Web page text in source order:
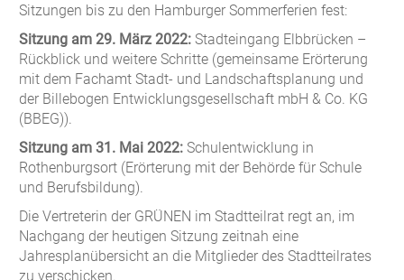
Sitzungen bis zu den Hamburger Sommerferien fest:
Sitzung am 29. März 2022: Stadteingang Elbbrücken –
Rückblick und weitere Schritte (gemeinsame Erörterung
mit dem Fachamt Stadt- und Landschaftsplanung und
der Billebogen Entwicklungsgesellschaft mbH & Co. KG
(BBEG)).
Sitzung am 31. Mai 2022: Schulentwicklung in
Rothenburgsort (Erörterung mit der Behörde für Schule
und Berufsbildung).
Die Vertreterin der GRÜNEN im Stadtteilrat regt an, im
Nachgang der heutigen Sitzung zeitnah eine
Jahresplanübersicht an die Mitglieder des Stadtteilrates
zu verschicken.